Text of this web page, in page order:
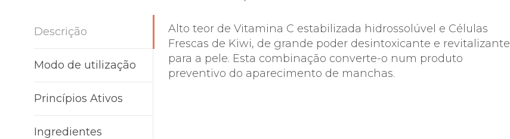
Descrição
Modo de utilização
Princípios Ativos
Ingredientes
Alto teor de Vitamina C estabilizada hidrossolúvel e Células
Frescas de Kiwi, de grande poder desintoxicante e revitalizante
para a pele. Esta combinação converte-o num produto
preventivo do aparecimento de manchas.